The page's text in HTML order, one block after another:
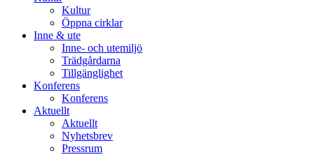
Kultur
Öppna cirklar
Inne & ute
Inne- och utemiljö
Trädgårdarna
Tillgänglighet
Konferens
Konferens
Aktuellt
Aktuellt
Nyhetsbrev
Pressrum